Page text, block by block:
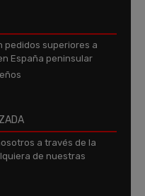
pedidos superiores a
España peninsular
a través de la
de nuestras